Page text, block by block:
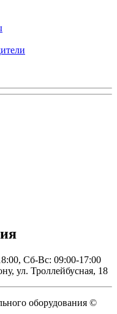
Сб-Вс: 09:00-17:00
ул. Троллейбусная, 18
оборудования ©